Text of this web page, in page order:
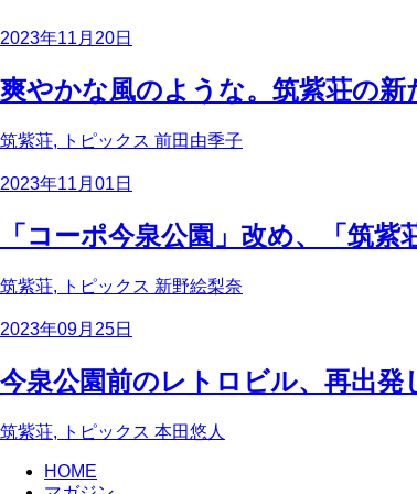
2023年11月20日
爽やかな風のような。筑紫荘の新
筑紫荘, トピックス 前田由季子
2023年11月01日
「コーポ今泉公園」改め、「筑紫
筑紫荘, トピックス 新野絵梨奈
2023年09月25日
今泉公園前のレトロビル、再出発
筑紫荘, トピックス 本田悠人
HOME